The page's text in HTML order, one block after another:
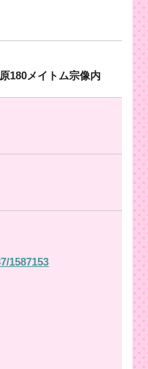
180メイトム宗像内
1587153